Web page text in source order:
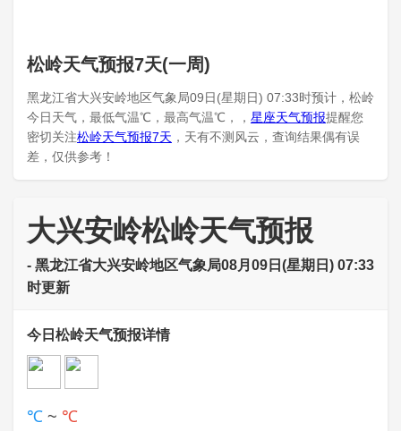
松岭天气预报7天(一周)
黑龙江省大兴安岭地区气象局09日(星期日) 07:33时预计，松岭
今日天气，最低气温℃，最高气温℃，， 星座天气预报提醒您
密切关注松岭天气预报7天 ，天有不测风云，查询结果偶有误
差，仅供参考！
大兴安岭松岭天气预报
- 黑龙江省大兴安岭地区气象局08月09日(星期日) 07:33
时更新
今日松岭天气预报详情
℃ ~ ℃